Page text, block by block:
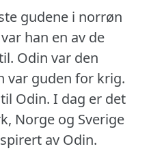
gudene i norrøn
han en av de
Odin var den
var guden for krig.
Odin. I dag er det
Norge og Sverige
av Odin.